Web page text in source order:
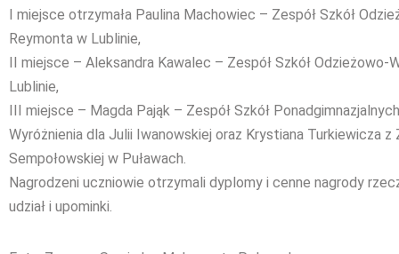
I miejsce otrzymała Paulina Machowiec – Zespół Szkół
Reymonta w Lublinie,
II miejsce – Aleksandra Kawalec – Zespół Szkół Odzieżowo-
Lublinie,
III miejsce – Magda Pająk – Zespół Szkół
Wyróżnienia dla Julii Iwanowskiej oraz Krystiana Turkiewicza z
Sempołowskiej w Puławach.
Nagrodzeni uczniowie otrzymali dyplomy i cenne nagrody
udział i upominki.